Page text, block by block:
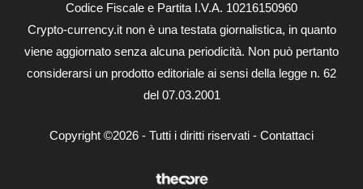
Codice Fiscale e Partita I.V.A. 10216150960
Crypto-currency.it non è una testata giornalistica, in quanto
viene aggiornato senza alcuna periodicità. Non può pertanto
considerarsi un prodotto editoriale ai sensi della legge n. 62
del 07.03.2001
Copyright ©2026 - Tutti i diritti riservati - Contattaci